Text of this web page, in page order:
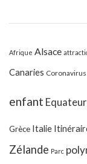
Afrique Alsace
Canaries Coronavirus
enfant Equateur
Grèce Italie
Zélande Parc